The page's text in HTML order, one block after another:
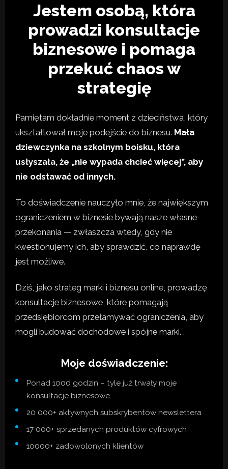
Jestem osobą, która
prowadzi konsultacje
biznesowe i pomaga
przekuć chaos w
strategię
Pamiętam dokładnie moment z dzieciństwa, który
ukształtował moje podejście do biznesu. Mała
dziewczynka na szkolnym boisku, która
usłyszała, że „nie wypada chcieć więcej”, aby
nie odstawać od innych.
To doświadczenie nauczyło mnie, że największym
ograniczeniem w biznesie bywają nasze własne
przekonania — zwłaszcza wtedy, gdy nie
kwestionujemy ich, aby sprawdzić, co naprawdę
jest możliwe.
Dziś, jako strateg marki i biznesu online, prowadzę
konsultacje biznesowe, które pomagają
przedsiębiorcom przełamywać ograniczenia, aby
mogli budować dochodowe i spójne marki. .
Moje doświadczenie:
Ponad 1000 godzin – tyle już trwały moje
konsultacje biznesowe.
20 000+ aktywnych subskrybentów newslettera
17 000+ sprzedanych produktów cyfrowych
10000+ zadowolonych klientów